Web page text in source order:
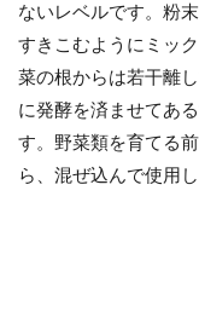
ないレベルです。粉
すきこむようにミッ
菜の根からは若干離
に発酵を済ませてあ
す。野菜類を育てる
ら、混ぜ込んで使用し